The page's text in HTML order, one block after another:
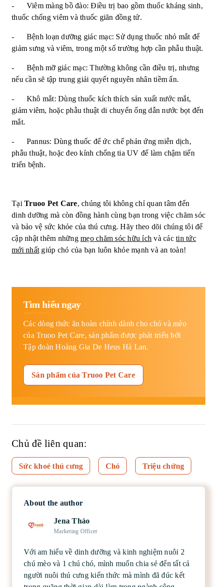
- Viêm màng bồ đào: Điều trị bao gồm thuốc kháng sinh,
thuốc chống viêm và thuốc giãn đồng tử.
- Bệnh loạn dưỡng giác mạc: Sử dụng thuốc nhỏ mắt để
giảm sưng và viêm, trong một số trường hợp cần phẫu thuật.
- Bệnh mỡ giác mạc: Thường không cần điều trị, nhưng
nếu cần sẽ tập trung giải quyết nguyên nhân tiềm ẩn.
- Khô mắt: Dùng thuốc kích thích sản xuất nước mắt,
giảm viêm, hoặc phẫu thuật di chuyển ống dẫn nước bọt đến
mắt.
- Pannus: Dùng thuốc để ức chế phản ứng miễn dịch,
phẫu thuật, hoặc đeo kính chống tia UV để làm chậm tiến
triển bệnh.
Tại Truoo Pet Care, chúng tôi không chỉ quan tâm đến
dinh dưỡng mà còn đồng hành cùng bạn trong việc chăm sóc
và bảo vệ sức khỏe của thú cưng. Hãy theo dõi chúng tôi để
cập nhật thêm những mẹo chăm sóc hữu ích và các tin tức
mới nhất giúp chó của bạn luôn khỏe mạnh và an toàn!
Tìm hiểu ngay
Các dòng thức ăn hoàn chỉnh dành cho chó và mèo
của Truoo Pet Care, sản phẩm được phát triển bởi
Tập đoàn Hoàng Gia De Heus Hà Lan.
Sản phẩm của Truoo Pet Care
Chủ đề liên quan:
Sức khoẻ thú cưng Chó Triệu chứng
About the author
Jena Thảo
Marketing Officer
Với am hiểu về dinh dưỡng và kinh nghiệm nuôi 2
chú mèo và 1 chú chó, mình muốn chia sẻ đến tất cả
người nuôi thú cưng kiến thức mà mình đã đúc kết